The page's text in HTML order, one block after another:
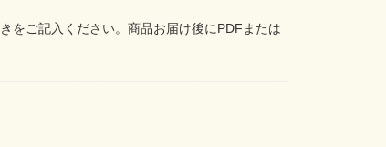
をご記入ください。商品お届け後にPDFまたは